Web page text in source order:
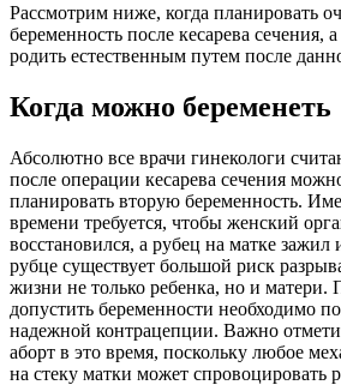
Рассмотрим ниже, когда планировать
беременность после кесарева сечения,
родить естественным путем после
Когда можно беременеть
Абсолютно все врачи гинекологи
после операции кесарева сечения
планировать вторую беременность.
времени требуется, чтобы женский
восстановился, а рубец на матке
рубце существует большой риск
жизни не только ребенка, но и матери.
допустить беременности необходимо
надежной контрацепции. Важно
аборт в это время, поскольку любое
на стеку матки может спровоцировать